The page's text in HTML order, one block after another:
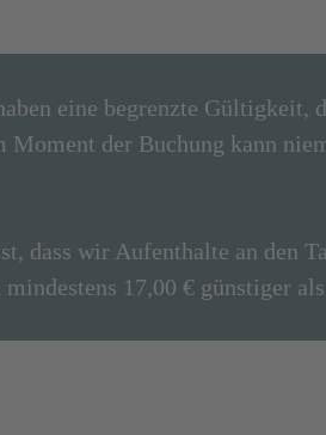
eine begrenzte Gültigkeit,
der Buchung kann
dass wir Aufenthalte an den
17,00 € günstiger